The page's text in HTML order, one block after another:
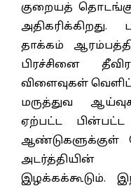
குறையத்
தாக்கம்
பிரச்சினை
விளைவுகள்
மருத்துவ
ஏற்பட்ட
ஆண்டுகளுக்குள்
அடர்த்தியின்
இழக்கக்கூடும்.